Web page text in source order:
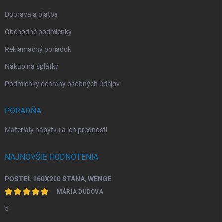
Doprava a platba
Obchodné podmienky
Reklamačný poriadok
Nákup na splátky
Podmienky ochrany osobných údajov
PORADŇA
Materiály nábytku a ich prednosti
NAJNOVŠIE HODNOTENIA
POSTEĽ 160X200 STANA, WENGE
MÁRIA DUDOVA
5